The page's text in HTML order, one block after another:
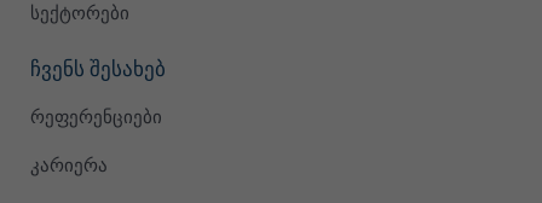
სექტორები
ჩვენს შესახებ
რეფერენციები
კარიერა